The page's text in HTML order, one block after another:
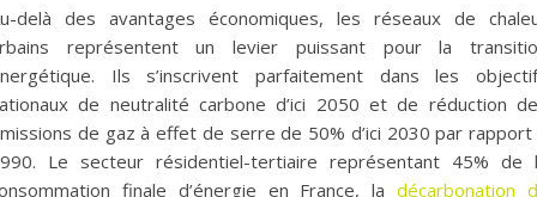
delà des avantages économiques, les réseaux de
représentent un levier puissant pour la
Ils s’inscrivent parfaitement dans les
de neutralité carbone d’ici 2050 et de réduction
de gaz à effet de serre de 50% d’ici 2030 par rapport
Le secteur résidentiel-tertiaire représentant 45% de
finale d’énergie en France, ladécarbonation